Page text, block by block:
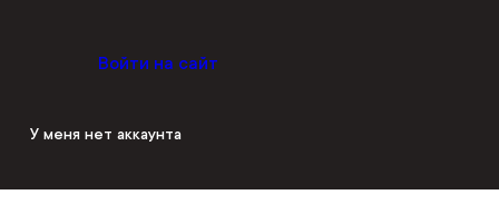
Войти на сайт
У меня нет аккаунта